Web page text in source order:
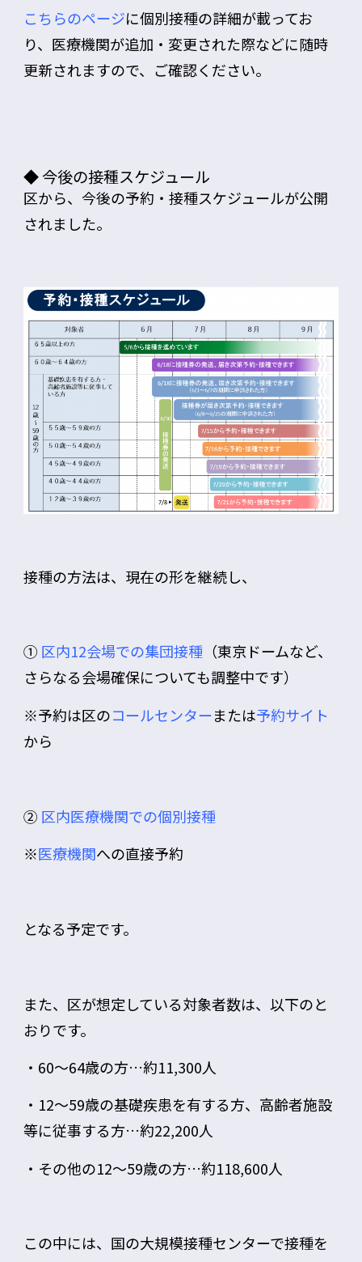
こちらのページに個別接種の詳細が載ってお
り、医療機関が追加・変更された際などに随時
更新されますので、ご確認ください。
◆ 今後の接種スケジュール
区から、今後の予約・接種スケジュールが公開
されました。
接種の方法は、現在の形を継続し、
① 区内12会場での集団接種（東京ドームなど、
さらなる会場確保についても調整中です）
※予約は区のコールセンターまたは予約サイト
から
② 区内医療機関での個別接種
※医療機関への直接予約
となる予定です。
また、区が想定している対象者数は、以下のと
おりです。
・60～64歳の方…約11,300人
・12～59歳の基礎疾患を有する方、高齢者施設
等に従事する方…約22,200人
・その他の12～59歳の方…約118,600人
この中には、国の大規模接種センターで接種を